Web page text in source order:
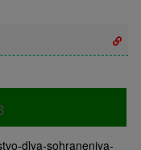
dlya-sohraneniya-